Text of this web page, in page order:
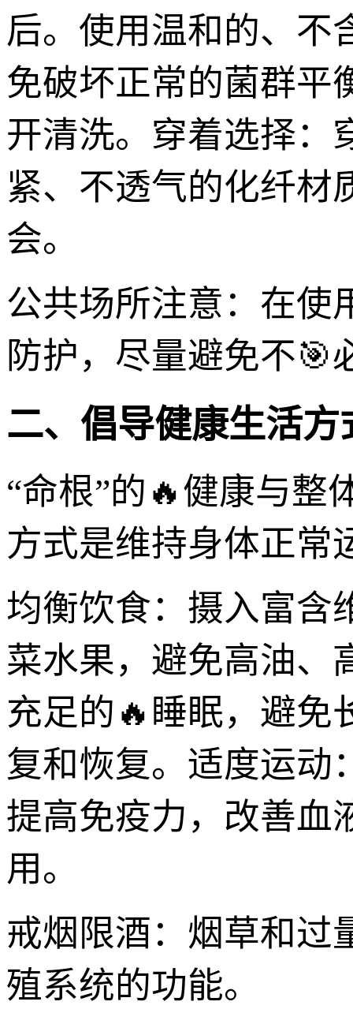
后。使用温和的、不
免破坏正常的菌群平
开清洗。穿着选择：
紧、不透气的化纤材
会。
公共场所注意：在使
防护，尽量避免不🎯
二、倡导健康生活
“命根”的🔥健康与整
方式是维持身体正常
均衡饮食：摄入富含
菜水果，避免高油、
充足的🔥睡眠，避免
复和恢复。适度运动
提高免疫力，改善血
用。
戒烟限酒：烟草和过
殖系统的功能。